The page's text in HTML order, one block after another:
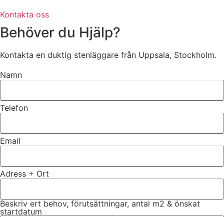
Kontakta oss
Behöver du Hjälp?
Kontakta en duktig stenläggare från Uppsala, Stockholm.
Namn
Telefon
Email
Adress + Ort
Beskriv ert behov, förutsättningar, antal m2 & önskat
startdatum